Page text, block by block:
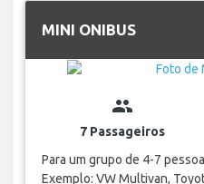
MINI ONIBUS
group
7 Passageiros
Para um grupo de 4-7
Exemplo: VW Multivan,